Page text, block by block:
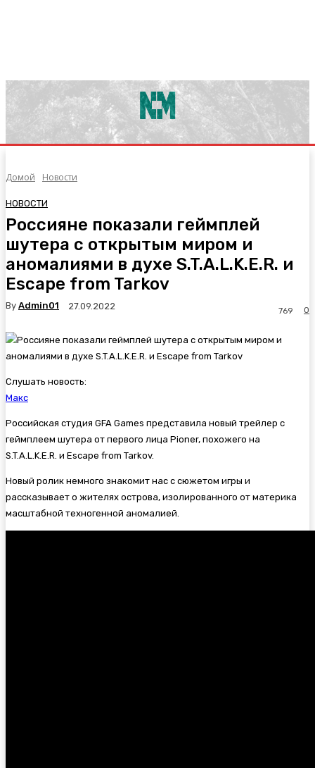
Домой Новости
НОВОСТИ
Россияне показали геймплей
шутера с открытым миром и
аномалиями в духе S.T.A.L.K.E.R. и
Escape from Tarkov
By Admin01 27.09.2022 0
769
Слушать новость:
Макс
Российская студия GFA Games представила новый трейлер с
геймплеем шутера от первого лица Pioner, похожего на
S.T.A.L.K.E.R. и Escape from Tarkov.
Новый ролик немного знакомит нас с сюжетом игры и
рассказывает о жителях острова, изолированного от материка
масштабной техногенной аномалией.